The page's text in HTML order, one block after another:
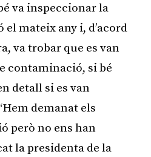
va inspeccionar la
mateix any i, d’acord
va trobar que es van
contaminació, si bé
detall si es van
demanat els
però no ens han
la presidenta de la